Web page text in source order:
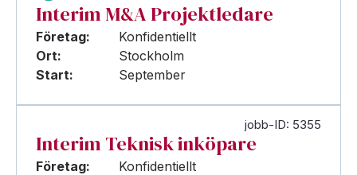
Interim M&A Projektledare
Företag:
Konfidentiellt
Ort:
Stockholm
Start:
September
jobb-ID: 5355
Interim Teknisk inköpare
Företag:
Konfidentiellt